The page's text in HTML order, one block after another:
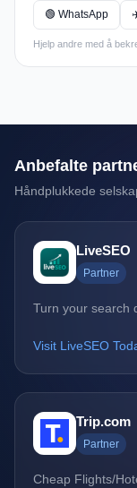
🟢 WhatsApp
Hjelp andre med å
Anbefalte
Håndplukkede
LiveSEO
Partner
Turn your search
Visit LiveSEO
Trip.com
Partner
Cheap Flights/